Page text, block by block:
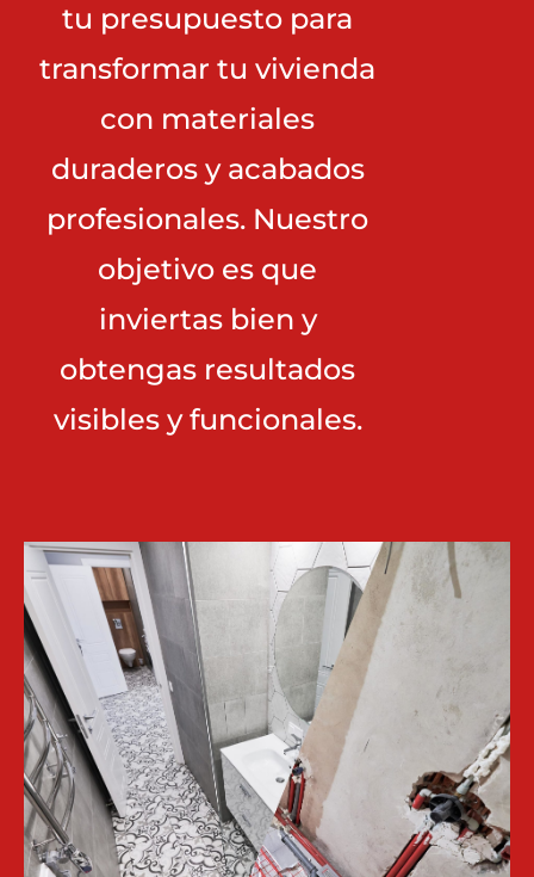
tu presupuesto para
transformar tu vivienda
con materiales
duraderos y acabados
profesionales. Nuestro
objetivo es que
inviertas bien y
obtengas resultados
visibles y funcionales.